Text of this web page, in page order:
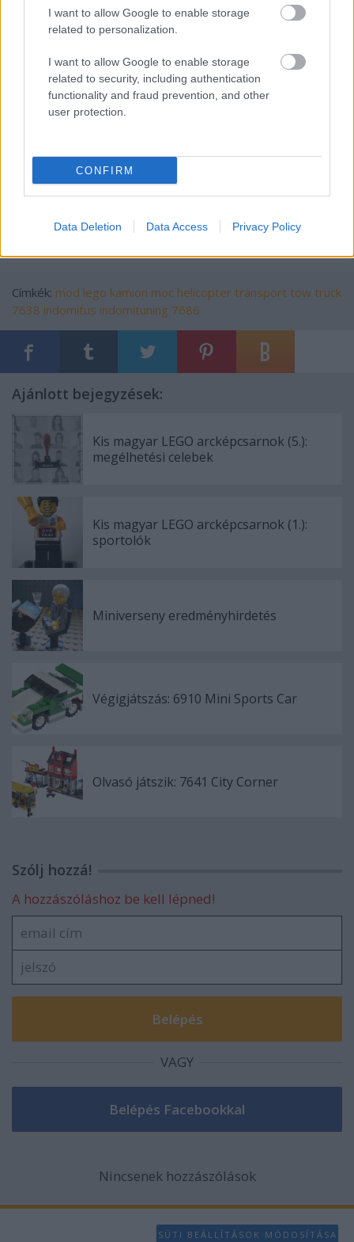
I want to allow Google to enable storage
related to personalization.
I want to allow Google to enable storage
related to security, including authentication
functionality and fraud prevention, and other
user protection.
CONFIRM
Data Deletion Data Access Privacy Policy
Címkék: mod lego kamion moc helicopter transport tow truck
7638 indomitus indomituning 7686
Ajánlott bejegyzések:
Kis magyar LEGO arcképcsarnok (5.):
megélhetési celebek
Kis magyar LEGO arcképcsarnok (1.):
sportolók
Miniverseny eredményhirdetés
Végigjátszás: 6910 Mini Sports Car
Olvasó játszik: 7641 City Corner
Szólj hozzá!
A hozzászóláshoz be kell lépned!
VAGY
Nincsenek hozzászólások
SÜTI BEÁLLÍTÁSOK MÓDOSÍTÁSA